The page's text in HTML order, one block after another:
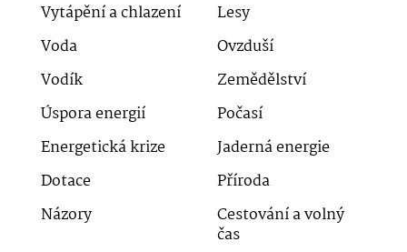
Vytápění a chlazení
Lesy
Voda
Ovzduší
Vodík
Zemědělství
Úspora energií
Počasí
Energetická krize
Jaderná energie
Dotace
Příroda
Názory
Cestování a volný
čas